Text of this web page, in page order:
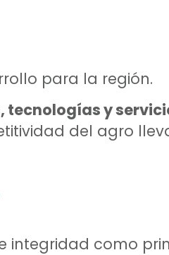
para la región.
tecnologías y
del agro
integridad como